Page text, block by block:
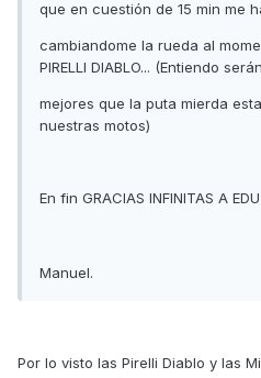
que en cuestión de 15 min me
cambiandome la rueda al
PIRELLI DIABLO... (Entiendo
mejores que la puta mierda
nuestras motos)
En fin GRACIAS INFINITAS A
Manuel.
Por lo visto las Pirelli Diablo y las